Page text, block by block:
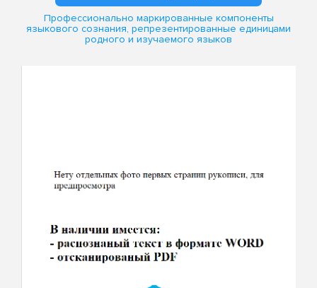
Профессионально маркированные компоненты
языкового сознания, репрезентированные единицами
родного и изучаемого языков